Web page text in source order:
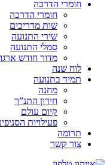
חומרי הדרכה
חומרי הדרכה
שות מדריכים
שירי התנועה
סמלי התנועה
מדור חודש ארגון
לוח שנה
תמיד בתנועה
מחנה
חידון התנ”ך
קיום עולם
פעילויות הסניפים
תרומה
צור קשר